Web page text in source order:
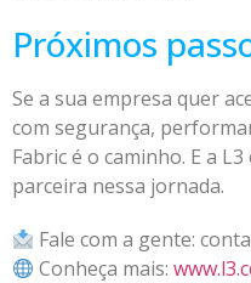
Próximos
Se a sua empresa quer
com segurança,
Fabric é o caminho. E a
parceira nessa jornada.
Fale com a gente:
Conheça mais: